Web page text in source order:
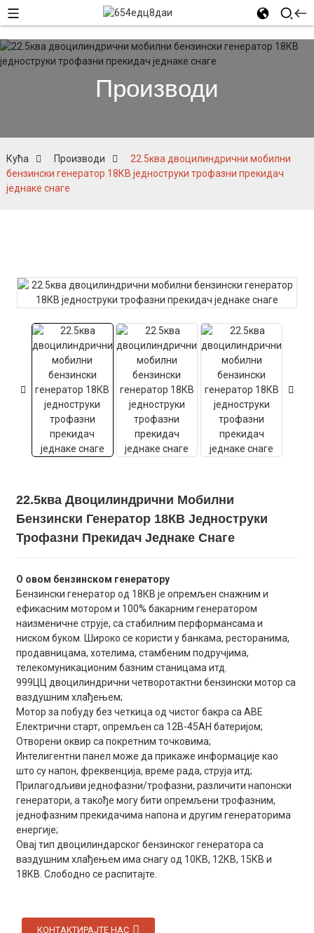
Производи
Кућа Производи
22.5ква двоцилиндрични мобилни
бензински генератор 18КВ једноструки трофазни прекидач
једнаке снаге
22.5ква Двоцилиндрични Мобилни
Бензински Генератор 18КВ Једноструки
Трофазни Прекидач Једнаке Снаге
О овом бензинском генератору
Бензински генератор од 18КВ је опремљен снажним и
ефикасним мотором и 100% бакарним генератором
наизменичне струје, са стабилним перформансама и
ниском буком. Широко се користи у банкама, ресторанима,
продавницама, хотелима, стамбеним подручјима,
телекомуникационим базним станицама итд.
999ЦЦ двоцилиндрични четворотактни бензински мотор са
ваздушним хлађењем;
Мотор за побуду без четкица од чистог бакра са АВЕ
Електрични старт, опремљен са 12В-45АН батеријом;
Отворени оквир са покретним точковима;
Интелигентни панел може да прикаже информације као
што су напон, фреквенција, време рада, струја итд;
Прилагодљиви једнофазни/трофазни, различити напонски
генератори, а такође могу бити опремљени трофазним,
једнофазним прекидачима напона и другим генераторима
енергије;
Овај тип двоцилиндарског бензинског генератора са
ваздушним хлађењем има снагу од 10КВ, 12КВ, 15КВ и
18КВ. Слободно се распитајте.
КОНТАКТИРАЈТЕ НАС